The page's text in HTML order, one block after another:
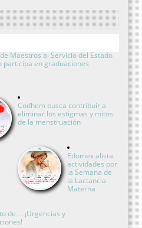
Maestros al Servicio del Estado
participa en graduaciones
Codhem busca contribuir a
eliminar los estigmas y mitos
de la menstruación
Edomex alista
actividades por
la Semana de
la Lactancia
Materna
de… ¡Urgencias y